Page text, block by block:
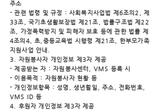
주소
- 관련 법령 및 규정 : 사회복지사업법 제6조의2, 제
33조, 국기초생활보장법 제21조, 법률구조법 제22
조, 가정폭력방지 및 피해자 보호 등에 관한 법률 제
4조의4, 초,중등교육법 시행령 제21조, 한부모가족
지원사업 안내.
3. 자원봉사자 개인정보 제3자 제공
- 제공받는 자 : 자원봉사센터, VMS 등록 시
- 이용목적 : 자원봉사자 현황 등
- 개인정보항목 : 성명, 생년월일, 주소, 전화번호,
VMS ID 등
4. 후원자 개인정보 제3자 제공